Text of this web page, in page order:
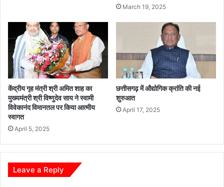
पु
ह
त्थे
ज
व
स
March 19, 2025
केंद्रीय गृह मंत्री श्री अमित शाह का
मुख्यमंत्री श्री विष्णुदेव साय ने स्वामी
विवेकानंद विमानतल पर किया आत्मीय
स्वागत
April 5, 2025
छत्तीसगढ़ में औद्योगिक क्रांति की नई
शुरुआत
April 17, 2025
Leave a Reply